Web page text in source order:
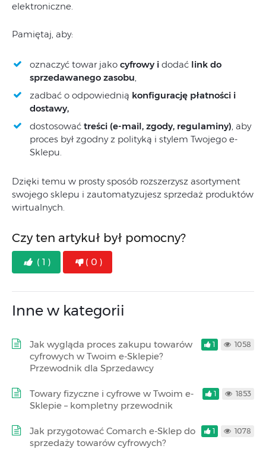
elektroniczne.
Pamiętaj, aby:
oznaczyć towar jako cyfrowy i dodać link do
sprzedawanego zasobu,
zadbać o odpowiednią konfigurację płatności i
dostawy,
dostosować treści (e-mail, zgody, regulaminy), aby
proces był zgodny z polityką i stylem Twojego e-
Sklepu.
Dzięki temu w prosty sposób rozszerzysz asortyment
swojego sklepu i zautomatyzujesz sprzedaż produktów
wirtualnych.
Czy ten artykuł był pomocny?
( 1 ) ( 0 )
Inne w kategorii
Jak wygląda proces zakupu towarów
cyfrowych w Twoim e-Sklepie?
Przewodnik dla Sprzedawcy
1 1058
Towary fizyczne i cyfrowe w Twoim e-
Sklepie – kompletny przewodnik
1 1853
Jak przygotować Comarch e-Sklep do
sprzedaży towarów cyfrowych?
1 1078